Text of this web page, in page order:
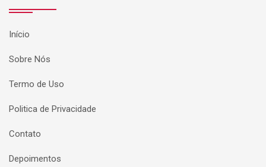
Início
Sobre Nós
Termo de Uso
Politica de Privacidade
Contato
Depoimentos